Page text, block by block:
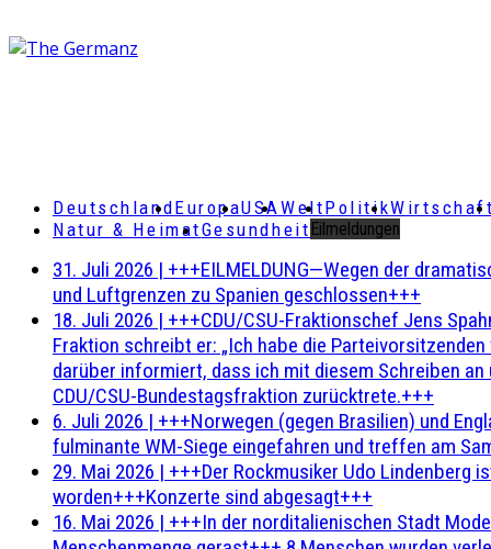
DeutschlandEuropaUSAWeltPolitikWirtschaft
Natur & HeimatGesundheit Eilmeldungen
31. Juli 2026 | +++EILMELDUNG—Wegen der
und Luftgrenzen zu Spanien geschlossen+++
18. Juli 2026 | +++CDU/CSU-Fraktionschef Jens
Fraktion schreibt er: „Ich habe die
darüber informiert, dass ich mit diesem Schreiben
CDU/CSU-Bundestagsfraktion zurücktrete.+++
6. Juli 2026 | +++Norwegen (gegen Brasilien) und
fulminante WM-Siege eingefahren und treffen am
29. Mai 2026 | +++Der Rockmusiker Udo Lindenberg
worden+++Konzerte sind abgesagt+++
16. Mai 2026 | +++In der norditalienischen Stadt